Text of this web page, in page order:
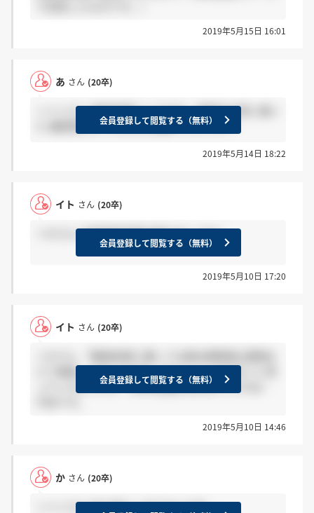
2019年5月15日 16:01
あ さん (20卒)
＞イトさん 選考結果というのは、説明会の時に書い
た 履歴書のようなものの結果でしょうか？
会員登録して閲覧する（無料）
2019年5月14日 18:22
イト さん (20卒)
＞かさん 先程選考結果が届きましたね！
会員登録して閲覧する（無料）
2019年5月10日 17:20
イト さん (20卒)
どで連絡」とあったので、サイレントではないと思
っていたのですが…GWの影響もあるのですかね…
会員登録して閲覧する（無料）
2019年5月10日 14:46
か さん (20卒)
＞イトさん 私も同じくきてないです。。